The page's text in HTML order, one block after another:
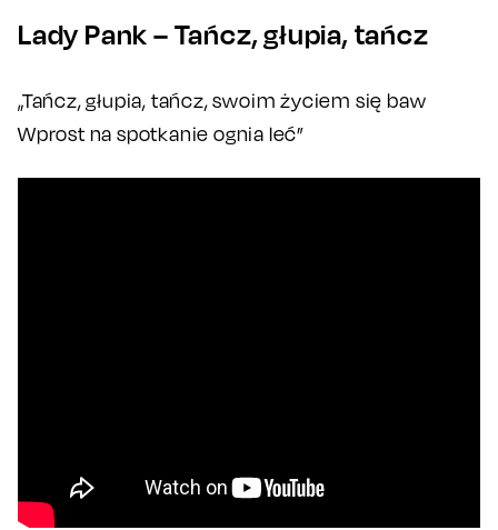
Lady Pank – Tańcz, głupia, tańcz
„Tańcz, głupia, tańcz, swoim życiem się baw
Wprost na spotkanie ognia leć”